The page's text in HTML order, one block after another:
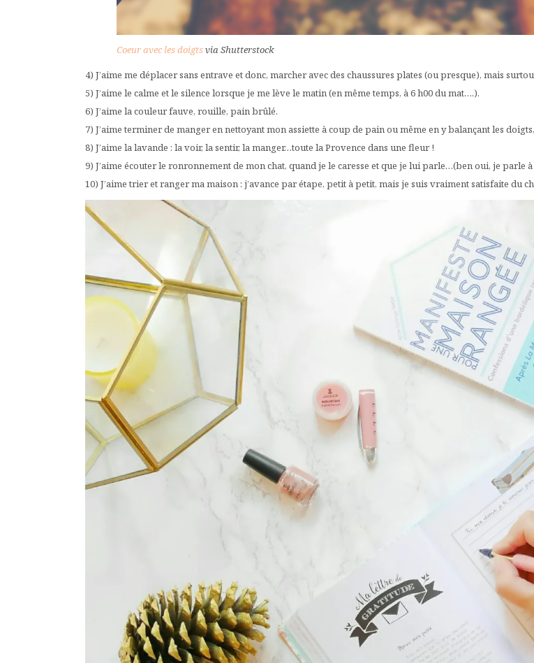
Coeur avec les doigtsvia Shutterstock
4) J’aime me déplacer sans entrave et donc, marcher avec des chaussures plates (ou presque), mais
5) J’aime le calme et le silence lorsque je me lève le matin (en même temps, à 6 h00 du mat….).
6) J’aime la couleur fauve, rouille, pain brûlé.
7) J’aime terminer de manger en nettoyant mon assiette à coup de pain ou même en y balançant les
8) J’aime la lavande : la voir, la sentir, la manger…toute la Provence dans une fleur !
9) J’aime écouter le ronronnement de mon chat, quand je le caresse et que je lui parle…(ben oui, je parle
10) J’aime trier et ranger ma maison : j’avance par étape, petit à petit, mais je suis vraiment satisfaite du